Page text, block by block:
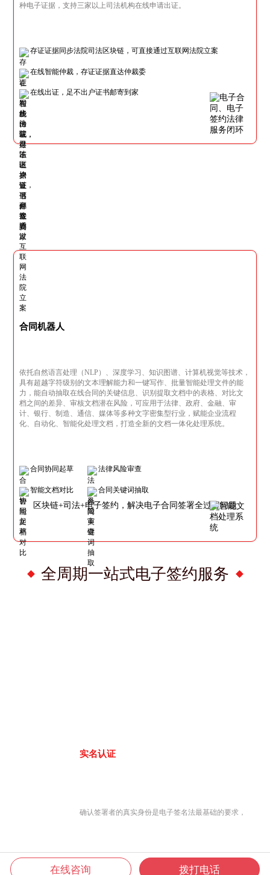
种电子证据，支持三家以上司法机构在线申请出证。
存证证据同步法院司法区块链，可直接通过互联网法院立案
在线智能仲裁，存证证据直达仲裁委
在线出证，足不出户证书邮寄到家
合同机器人
依托自然语言处理（NLP）、深度学习、知识图谱、计算机视觉等技术，
具有超越字符级别的文本理解能力和一键写作、批量智能处理文件的能
力，能自动抽取在线合同的关键信息、识别提取文档中的表格、对比文
档之间的差异、审核文档潜在风险，可应用于法律、政府、金融、审
计、银行、制造、通信、媒体等多种文字密集型行业，赋能企业流程
化、自动化、智能化处理文档，打造全新的文档一体化处理系统。
合同协同起草 法律风险审查
智能文档对比 合同关键词抽取
全周期一站式电子签约服务
区块链+司法+电子签约，解决电子合同签署全过程问题
实名认证
确认签署者的真实身份是电子签名法最基础的要求，
在线咨询 拨打电话